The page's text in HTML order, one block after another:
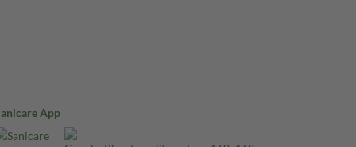
App